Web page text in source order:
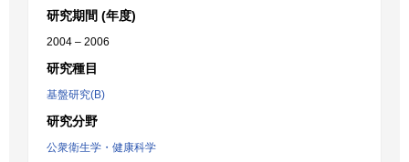
研究期間 (年度)
2004 – 2006
研究種目
基盤研究(B)
研究分野
公衆衛生学・健康科学